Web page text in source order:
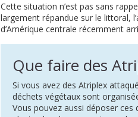
Cette situation n’est pas sans
largement répandue sur le littoral,
d’Amérique centrale récemment
Que faire des
Si vous avez des Atriplex
déchets végétaux sont
Vous pouvez aussi déposer